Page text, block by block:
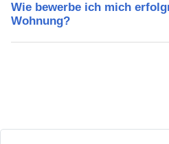
Wie bewerbe ich mich
Wohnung?